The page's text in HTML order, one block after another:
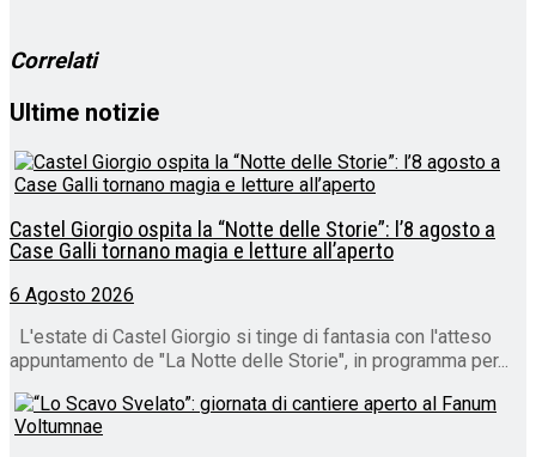
Correlati
Ultime notizie
Castel Giorgio ospita la “Notte delle Storie”: l’8 agosto a
Case Galli tornano magia e letture all’aperto
6 Agosto 2026
L'estate di Castel Giorgio si tinge di fantasia con l'atteso
appuntamento de "La Notte delle Storie", in programma per...